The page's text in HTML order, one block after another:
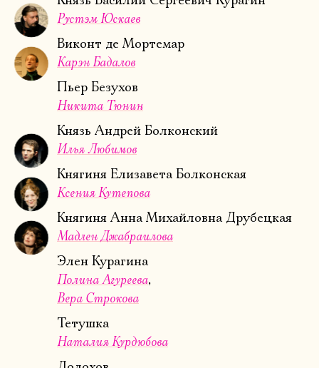
Рустэм Юскаев
Виконт де Мортемар
Карэн Бадалов
Пьер Безухов
Никита Тюнин
Князь Андрей Болконский
Илья Любимов
Княгиня Елизавета Болконская
Ксения Кутепова
Княгиня Анна Михайловна Друбецкая
Мадлен Джабраилова
Элен Курагина
Полина Агуреева
Вера Строкова
Тетушка
Наталия Курдюбова